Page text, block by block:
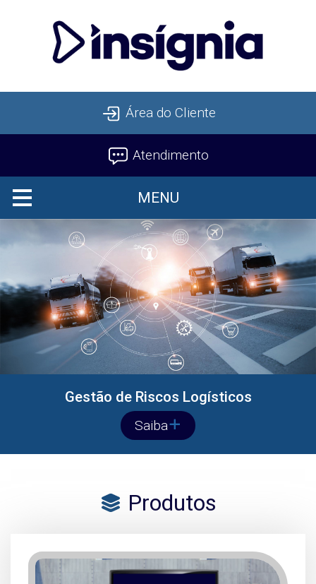
Área do Cliente
Atendimento
MENU
Gestão de Riscos Logísticos
Saiba
Produtos